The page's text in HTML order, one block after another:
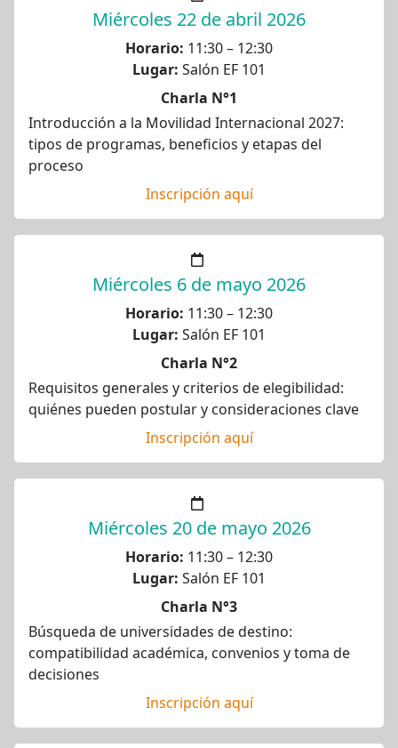
Miércoles 22 de abril 2026
Horario: 11:30 – 12:30
Lugar: Salón EF 101
Charla N°1
Introducción a la Movilidad Internacional 2027:
tipos de programas, beneficios y etapas del
proceso
Inscripción aquí
Miércoles 6 de mayo 2026
Horario: 11:30 – 12:30
Lugar: Salón EF 101
Charla N°2
Requisitos generales y criterios de elegibilidad:
quiénes pueden postular y consideraciones clave
Inscripción aquí
Miércoles 20 de mayo 2026
Horario: 11:30 – 12:30
Lugar: Salón EF 101
Charla N°3
Búsqueda de universidades de destino:
compatibilidad académica, convenios y toma de
decisiones
Inscripción aquí